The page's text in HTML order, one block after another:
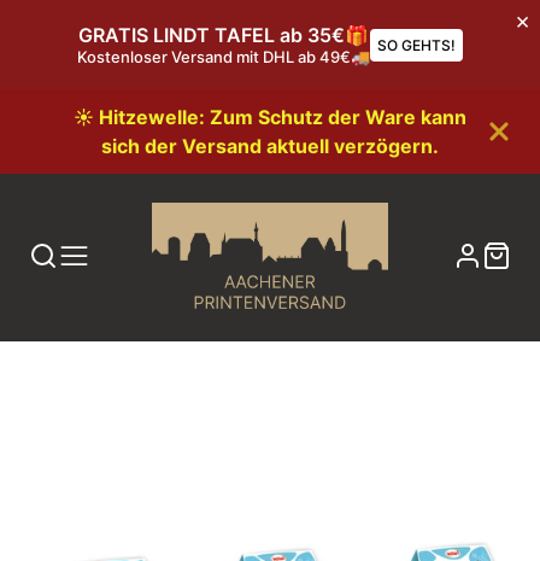
GRATIS LINDT TAFEL ab 35€🎁
Kostenloser Versand mit DHL ab 49€🚚
SO GEHTS!
☀️ Hitzewelle: Zum Schutz der Ware kann
sich der Versand aktuell verzögern.